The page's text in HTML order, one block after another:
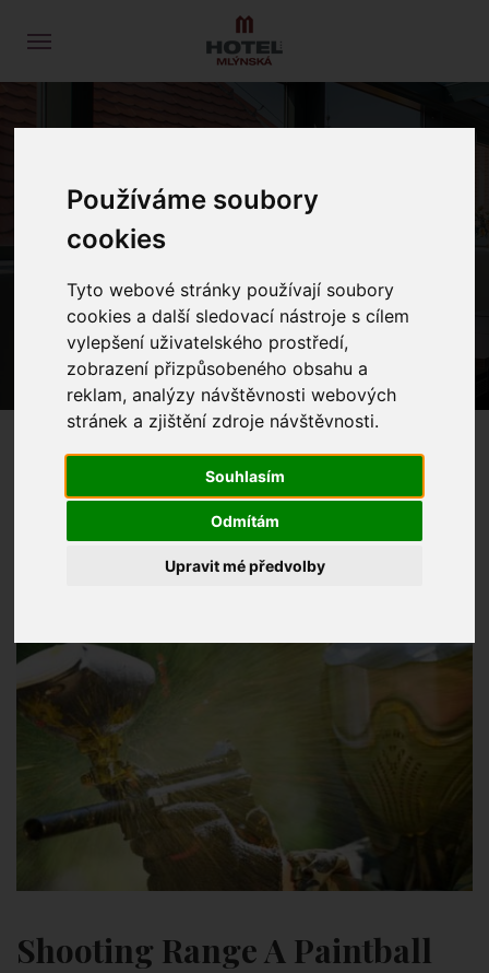
Používáme soubory
cookies
Tyto webové stránky používají soubory
cookies a další sledovací nástroje s cílem
vylepšení uživatelského prostředí,
zobrazení přizpůsobeného obsahu a
reklam, analýzy návštěvnosti webových
stránek a zjištění zdroje návštěvnosti.
Souhlasím
Odmítám
Upravit mé předvolby
PAINTBALL
HOME
FREE TIME
SHOOTING RANGE A PAINTBALL
Shooting Range A Paintball